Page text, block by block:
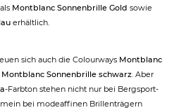
Montblanc Sonnenbrille Gold sowie
erhältlich.
sich auch die Colourways Montblanc
Montblanc Sonnenbrille schwarz. Aber
-Farbton stehen nicht nur bei Bergsport-
bei modeaffinen Brillenträgern